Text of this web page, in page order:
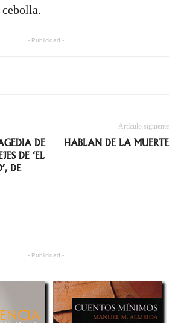
- Publicidad -
DE
DE ‘EL
DE
Artículo siguiente
HABLAN DE LA MUERTE
- Publicidad -